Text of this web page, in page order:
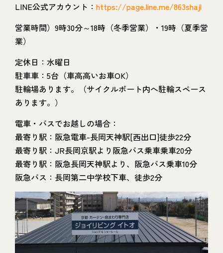
LINE公式アカウント： https://page.line.me/863shajl
営業時間）9時30分～18時（冬季営業）・19時（夏季営
業）
定休日：水曜日
駐車車：5台（車高高いお車OK）
駐輪場あります。（サイクルポート内へ駐輪スペース
あります。）
電車・バスでお越しの場合：
最寄り駅：阪急電車-長岡天神駅[西出口]徒歩22分
最寄り駅：JR長岡京駅より阪急バス乗車乗車20分
最寄り駅：阪急長岡天神駅より、阪急バス乗車10分
阪急バス：長岡第二中学校下車、徒歩2分